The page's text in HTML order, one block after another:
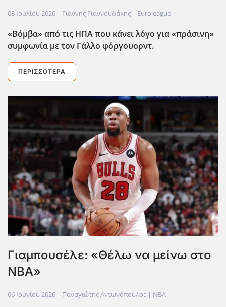
08 Ιουλίου 2026 | Γιάννης Γιαννουδάκης | Euroleague
«Βόμβα» από τις ΗΠΑ που κάνει λόγο για «πράσινη»
συμφωνία με τον Γάλλο φόργουορντ.
ΠΕΡΙΣΣΌΤΕΡΑ
Γιαμπουσέλε: «Θέλω να μείνω στο
ΝΒΑ»
06 Ιουνίου 2026 | Παναγιώτης Αντωνόπουλος | NBA